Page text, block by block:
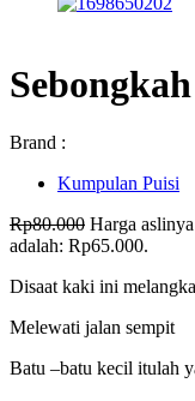
Brand :
Kumpulan Puisi
Rp80.000 Harga
adalah: Rp65.000.
Disaat kaki ini
Melewati jalan sempit
Batu –batu kecil itulah